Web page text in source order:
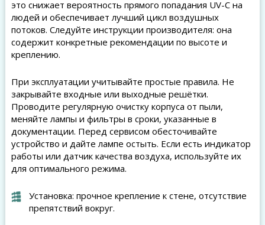
это снижает вероятность прямого попадания UV-C на
людей и обеспечивает лучший цикл воздушных
потоков. Следуйте инструкции производителя: она
содержит конкретные рекомендации по высоте и
креплению.
При эксплуатации учитывайте простые правила. Не
закрывайте входные или выходные решётки.
Проводите регулярную очистку корпуса от пыли,
меняйте лампы и фильтры в сроки, указанные в
документации. Перед сервисом обесточивайте
устройство и дайте лампе остыть. Если есть индикатор
работы или датчик качества воздуха, используйте их
для оптимального режима.
Установка: прочное крепление к стене, отсутствие
препятствий вокруг.